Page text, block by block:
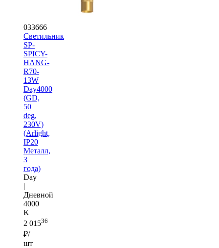
033666
Светильник
SP-
SPICY-
HANG-
R70-
13W
Day4000
(GD,
50
deg,
230V)
(Arlight,
IP20
Металл,
3
года)
Day
|
Дневной
4000
K
2 01536
₽/
шт